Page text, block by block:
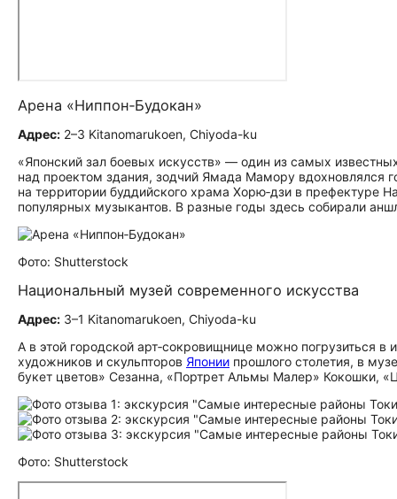
Арена «Ниппон‑Будокан»
Адрес: 2–3 Kitanomarukoen, Chiyoda-ku
«Японский зал боевых искусств» — один из самых
над проектом здания, зодчий Ямада Мамору
на территории буддийского храма Хорю‑дзи в префектуре
популярных музыкантов. В разные годы здесь собирали
Фото: Shutterstock
Национальный музей современного искусства
Адрес: 3–1 Kitanomarukoen, Chiyoda-ku
А в этой городской арт‑сокровищнице можно погрузиться
художников и скульпторов Японии прошлого столетия, в
букет цветов» Сезанна, «Портрет Альмы Малер» Кокошки,
Фото: Shutterstock